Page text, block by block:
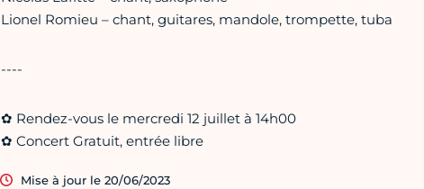
Lionel Romieu – chant, guitares, mandole, trompette, tuba
----
✿ Rendez-vous le mercredi 12 juillet à 14h00
✿ Concert Gratuit, entrée libre
Mise à jour le 20/06/2023